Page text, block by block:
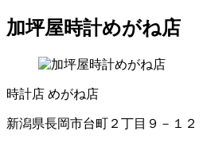
加坪屋時計めがね店
時計店 めがね店
新潟県長岡市台町２丁目９－１２